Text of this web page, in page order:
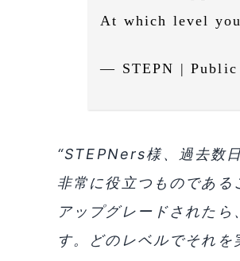
At which level
— STEPN |
“STEPNers様、過去数
非常に役立つものであ
アップグレードされた
す。どのレベルでそれを